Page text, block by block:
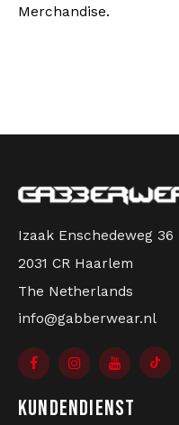
Merchandise.
Izaak Enschedeweg 36
2031 CR Haarlem
The Netherlands
info@gabberwear.nl
KUNDENDIENST